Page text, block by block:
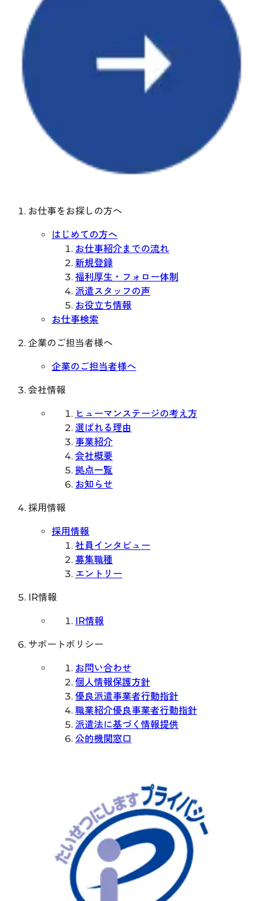
お仕事をお探しの方へ
はじめての方へ
お仕事紹介までの流れ
新規登録
福利厚生・フォロー体制
派遣スタッフの声
お役立ち情報
お仕事検索
企業のご担当者様へ
企業のご担当者様へ
会社情報
ヒューマンステージの考え方
選ばれる理由
事業紹介
会社概要
拠点一覧
お知らせ
採用情報
採用情報
社員インタビュー
募集職種
エントリー
IR情報
IR情報
サポートポリシー
お問い合わせ
個人情報保護方針
優良派遣事業者行動指針
職業紹介優良事業者行動指針
派遣法に基づく情報提供
公的機関窓口